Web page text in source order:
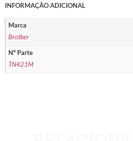
INFORMAÇÃO ADICIONAL
Marca
Brother
Nº Parte
TN421M